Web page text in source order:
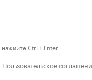
нажмите Ctrl + Enter
Пользовательское